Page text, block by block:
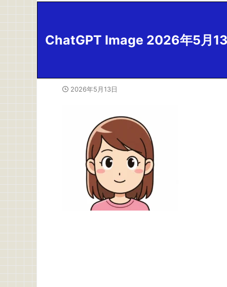
ChatGPT Image 2026年5月
2026年5月13日